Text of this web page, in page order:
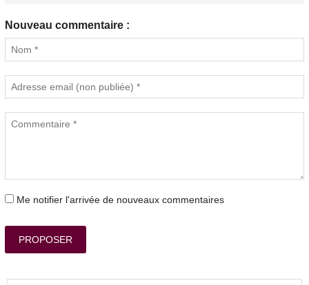
Nouveau commentaire :
Me notifier l'arrivée de nouveaux commentaires
PROPOSER